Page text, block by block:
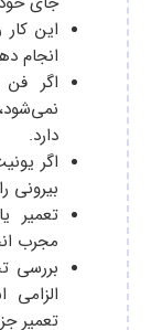
این
انجام
اگر
دارد.
اگر
بیرونی
تعمیر
مجرب
بررسی
تعمیر